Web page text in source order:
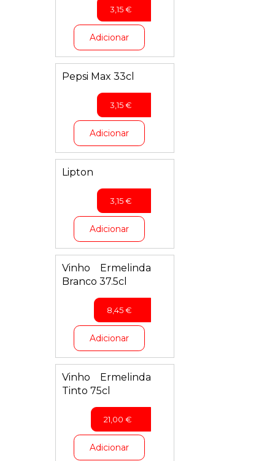
3,15€
Adicionar
Pepsi Max 33cl
3,15€
Adicionar
Lipton
3,15€
Adicionar
Vinho Ermelinda
Branco 37.5cl
8,45€
Adicionar
Vinho Ermelinda
Tinto 75cl
21,00 €
Adicionar